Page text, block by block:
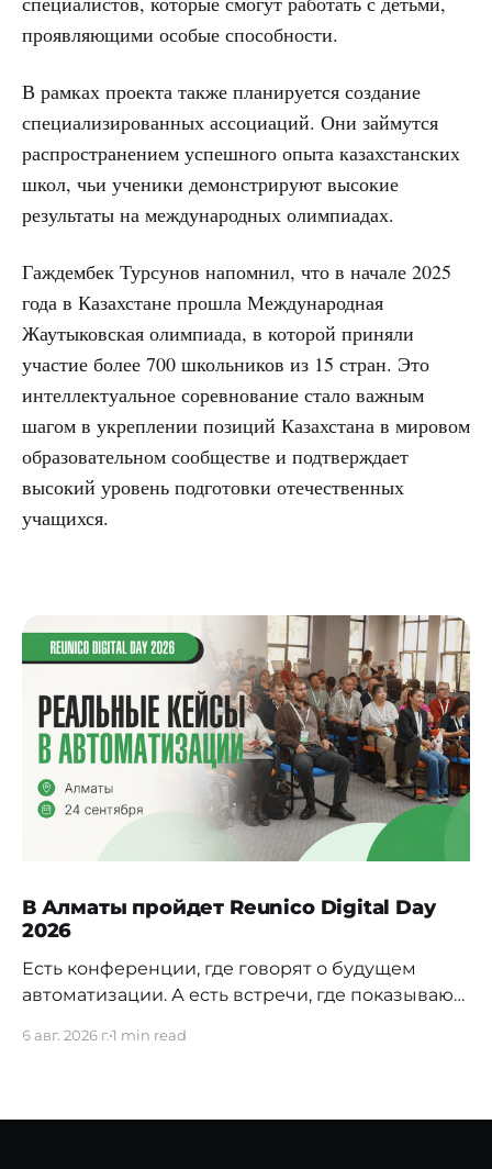
проявляющими особые способности.
В рамках проекта также планируется создание
специализированных ассоциаций. Они займутся
распространением успешного опыта казахстанских
школ, чьи ученики демонстрируют высокие
результаты на международных олимпиадах.
Гаждембек Турсунов напомнил, что в начале 2025
года в Казахстане прошла Международная
Жаутыковская олимпиада, в которой приняли
участие более 700 школьников из 15 стран. Это
интеллектуальное соревнование стало важным
шагом в укреплении позиций Казахстана в мировом
образовательном сообществе и подтверждает
высокий уровень подготовки отечественных
учащихся.
В Алматы пройдет Reunico Digital Day
2026
Есть конференции, где говорят о будущем
автоматизации. А есть встречи, где показывают,
6 авг. 2026 г.1 min read